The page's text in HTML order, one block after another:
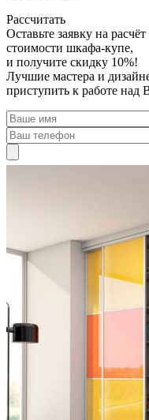
Рассчитать
Оставьте заявку на расчёт
стоимости шкафа-купе,
и получите скидку 10%!
Лучшие мастера и
приступить к работе